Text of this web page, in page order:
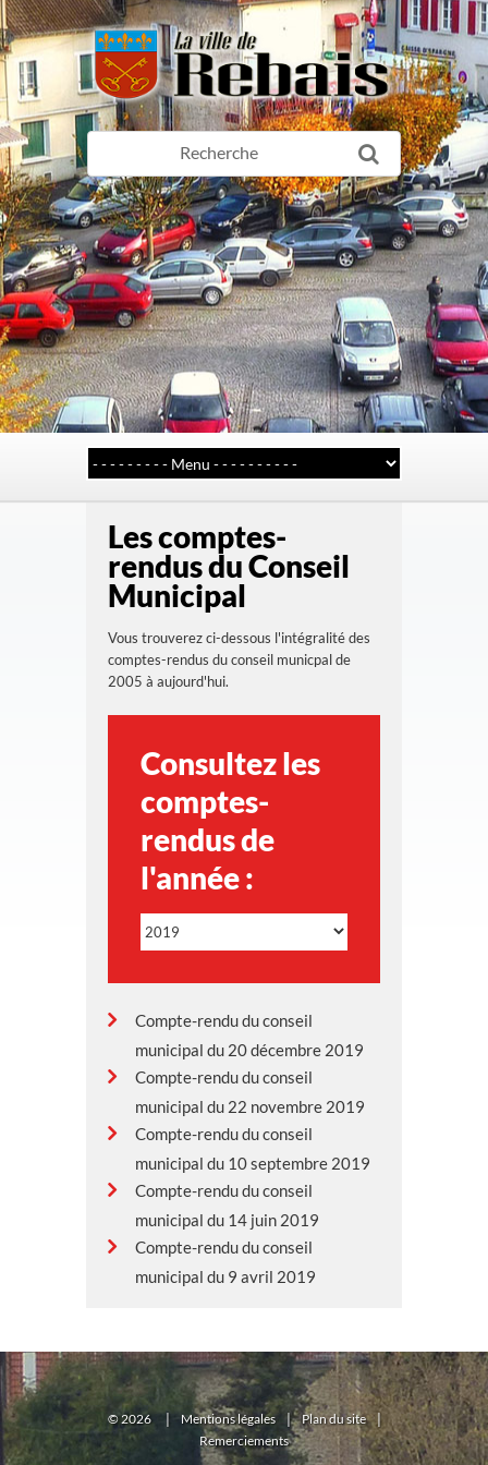
Les comptes-
rendus du Conseil
Municipal
Vous trouverez ci-dessous l'intégralité des
comptes-rendus du conseil municpal de
2005 à aujourd'hui.
Consultez les
comptes-
rendus de
l'année :
Compte-rendu du conseil
municipal du 20 décembre 2019
Compte-rendu du conseil
municipal du 22 novembre 2019
Compte-rendu du conseil
municipal du 10 septembre 2019
Compte-rendu du conseil
municipal du 14 juin 2019
Compte-rendu du conseil
municipal du 9 avril 2019
©2026 Mentions légales | Plan du site |
Remerciements